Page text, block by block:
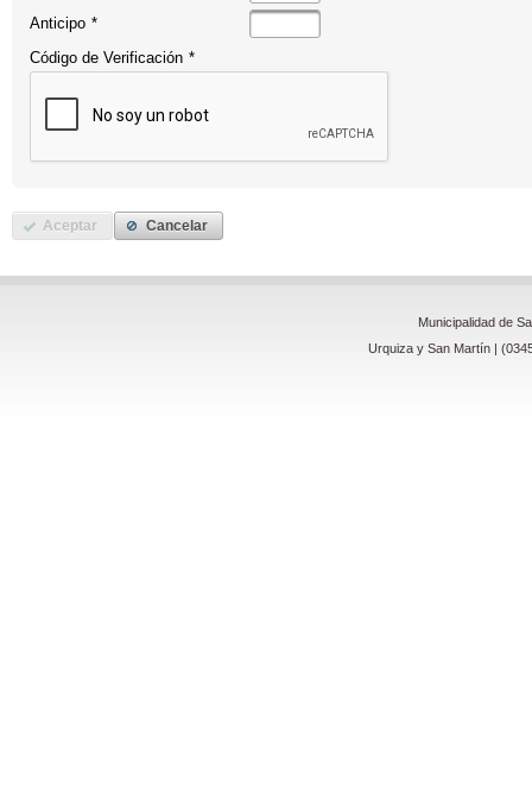
Anticipo *
Código de Verificación *
Aceptar Cancelar
Municipalidad de
Urquiza y San Martín |